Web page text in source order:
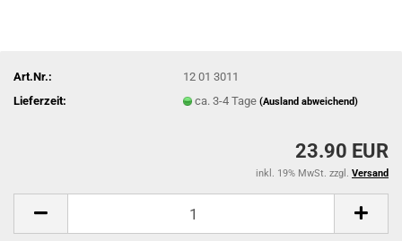
Art.Nr.:
12 01 3011
Lieferzeit:
ca. 3-4 Tage(Ausland abweichend)
23.90 EUR
inkl. 19% MwSt. zzgl. Versand